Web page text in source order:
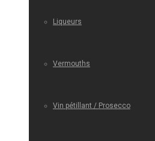
Liqueurs
Vermouths
Vin pétillant / Prosecco